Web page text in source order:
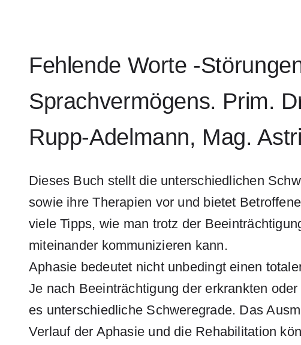
Fehlende Worte -
Sprachvermögens. Prim.
Rupp-Adelmann, Mag.
Dieses Buch stellt die unterschiedlichen
sowie ihre Therapien vor und bietet
viele Tipps, wie man trotz der
miteinander kommunizieren kann.
Aphasie bedeutet nicht unbedingt einen
Je nach Beeinträchtigung der erkrankten
es unterschiedliche Schweregrade. Das
Verlauf der Aphasie und die Rehabilitation